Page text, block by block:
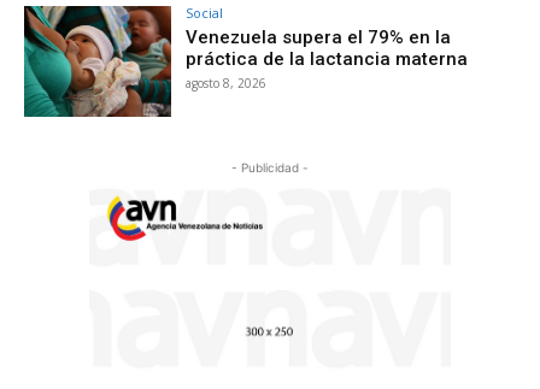
Social
Venezuela supera el 79% en la
práctica de la lactancia materna
agosto 8, 2026
- Publicidad -